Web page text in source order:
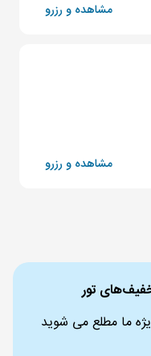
مشاهده و رزرو
مشاهده و رزرو
تور
ما مطلع می شوید